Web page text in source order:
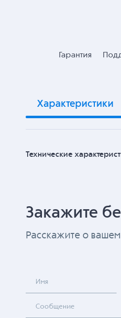
Гарантия
Характеристики
Технические
Закажите
Расскажите о
Имя
Сообщение